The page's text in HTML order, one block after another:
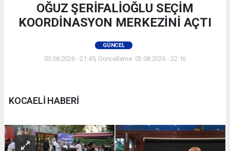
OĞUZ ŞERİFALİOĞLU SEÇİM
KOORDİNASYON MERKEZİNİ AÇTI
GÜNCEL
03.08.2026 - 21:45, Güncelleme: 03.08.2026 - 22:16
KOCAELİ HABERİ